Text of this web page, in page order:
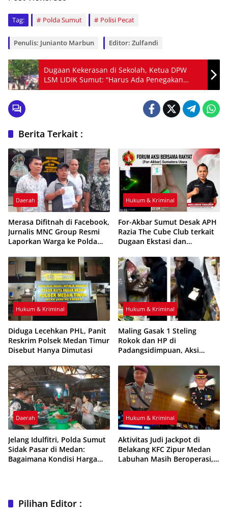
Tag: Polda Sumut Polisi Pecat
Penulis: Junianto Marbun Editor: Zulfandi
Dugaan Kekerasan di Sekolah, Ketua DPW
LSM LIDIK Sumut: “Harus Ada Penegakan
Hukum yang Adil”
Berita Terkait :
Daerah
Merasa Difitnah di Facebook,
Jurnalis MNC Group Resmi
Laporkan Warga ke Polda
Hukum & Kriminal
For-Akbar Sumut Desak APH
Razia The Cube Club terkait
Dugaan Ekstasi dan
Hukum & Kriminal
Diduga Lecehkan PHL, Panit
Reskrim Polsek Medan Timur
Disebut Hanya Dimutasi
Hukum & Kriminal
Maling Gasak 1 Steling
Rokok dan HP di
Padangsidimpuan, Aksi
Daerah
Jelang Idulfitri, Polda Sumut
Sidak Pasar di Medan:
Bagaimana Kondisi Harga
Hukum & Kriminal
Aktivitas Judi Jackpot di
Belakang KFC Zipur Medan
Labuhan Masih Beroperasi,
Pilihan Editor :